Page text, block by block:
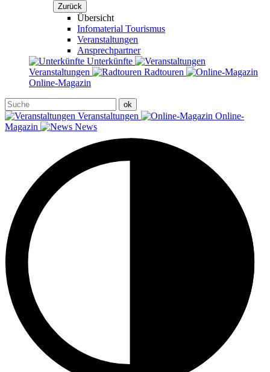
Zurück
Übersicht
Infomaterial Tourismus
Veranstaltungen
Ansprechpartner
Unterkünfte
Veranstaltungen
Radtouren
Online-Magazin
Veranstaltungen
Online-
Magazin
News